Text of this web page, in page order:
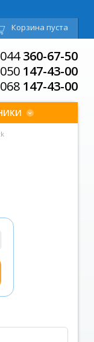
Корзина пуста
044360-67-50
050 147-43-00
068 147-43-00